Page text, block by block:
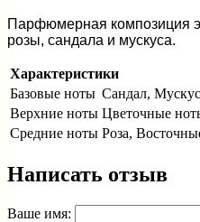
Парфюмерная композиция
розы, сандала и мускуса.
Характеристики
Базовые ноты Сандал, Мускус
Верхние ноты Цветочные
Средние ноты Роза,
Написать отзыв
Ваше имя: